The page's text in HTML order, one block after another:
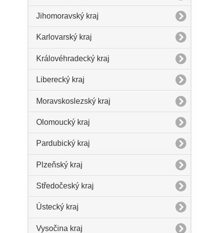
Jihomoravský kraj
Karlovarský kraj
Královéhradecký kraj
Liberecký kraj
Moravskoslezský kraj
Olomoucký kraj
Pardubický kraj
Plzeňský kraj
Středočeský kraj
Ústecký kraj
Vysočina kraj